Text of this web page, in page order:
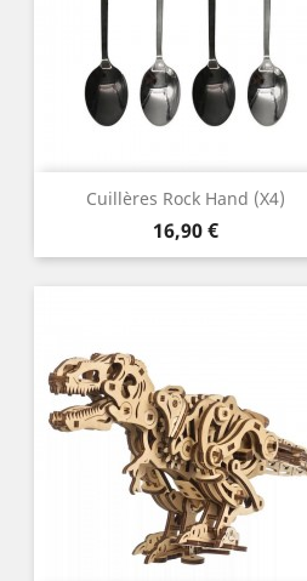
Cuillères Rock Hand (x4)
Prix
16,90 €